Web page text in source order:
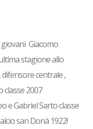
giovani Giacomo
stagione allo
centrale ,
classe 2007
e Gabriel Sarto classe
san Donà 1922!